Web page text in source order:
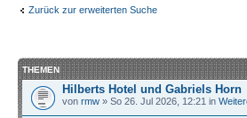
Zurück zur erweiterten Suche
THEMEN
Hilberts Hotel und Gabriels Horn
von rmw » So 26. Jul 2026, 12:21 in